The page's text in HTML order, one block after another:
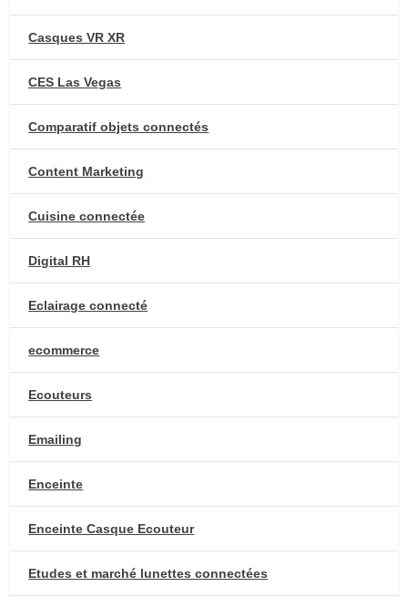
Casques VR XR
CES Las Vegas
Comparatif objets connectés
Content Marketing
Cuisine connectée
Digital RH
Eclairage connecté
ecommerce
Ecouteurs
Emailing
Enceinte
Enceinte Casque Ecouteur
Etudes et marché lunettes connectées